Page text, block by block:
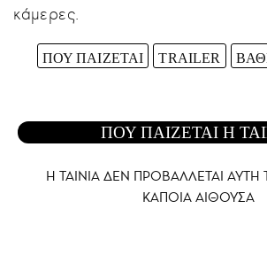
κάμερες.
ΠΟΥ ΠΑΙΖΕΤΑΙ TRAILER
ΠΟΥ ΠΑΙΖΕΤΑΙ Η
Η ΤΑΙΝΙΑ ΔΕΝ ΠΡΟΒΑΛΛΕΤΑΙ AYTH
ΚΑΠΟΙΑ ΑΙΘΟΥΣΑ